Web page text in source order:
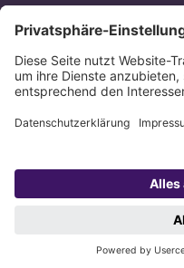
Abonnieren
Copyright 1998-2026 KESSEL